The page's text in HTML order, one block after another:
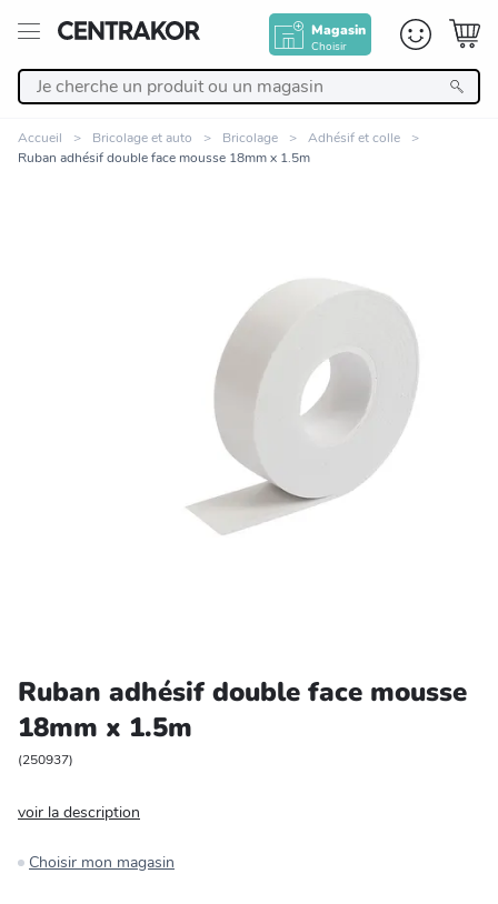
Magasin
Choisir
Cuisine et art de la table
Salle de bain et beauté
Entretien et rangement
Bricolage et auto
Jardin et plein air
Accueil Bricolage et auto Bricolage
Adhésif et colle
Ruban adhésif double face mousse 18mm x 1.5m
Ruban adhésif double face mousse
18mm x 1.5m
(250937)
voir la description
Choisir mon magasin